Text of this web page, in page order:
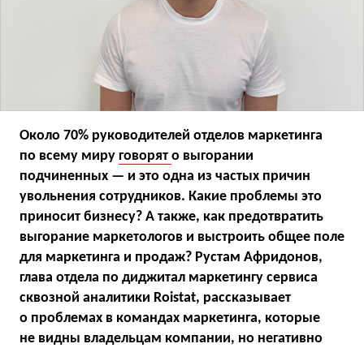
Около 70% руководителей отделов маркетинга
по всему миру говорят о выгорании
подчиненных — и это одна из частых причин
увольнения сотрудников. Какие проблемы это
приносит бизнесу? А также, как предотвратить
выгорание маркетологов и выстроить общее поле
для маркетинга и продаж? Рустам Афридонов,
глава отдела по диджитал маркетингу сервиса
сквозной аналитики Roistat, рассказывает
о проблемах в командах маркетинга, которые
не видны владельцам компании, но негативно